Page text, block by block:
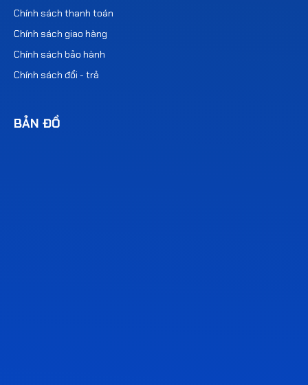
Chính sách thanh toán
Chính sách giao hàng
Chính sách bảo hành
Chính sách đổi - trả
BẢN ĐỒ